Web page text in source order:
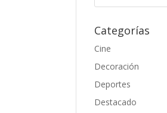
Categorías
Cine
Decoración
Deportes
Destacado